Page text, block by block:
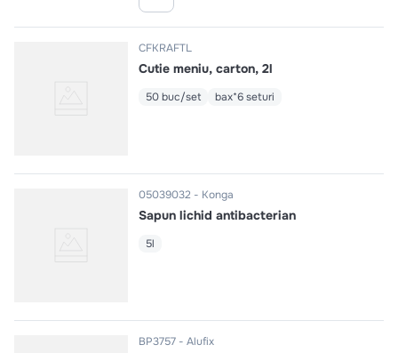
CFKRAFTL
Cutie meniu, carton, 2l
50 buc/set bax*6 seturi
05039032 Konga
Sapun lichid antibacterian
5l
BP3757 Alufix